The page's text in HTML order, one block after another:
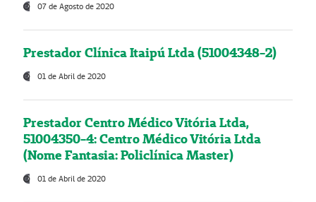
07 de Agosto de 2020
Prestador Clínica Itaipú Ltda (51004348-2)
01 de Abril de 2020
Prestador Centro Médico Vitória Ltda,
51004350-4: Centro Médico Vitória Ltda
(Nome Fantasia: Policlínica Master)
01 de Abril de 2020